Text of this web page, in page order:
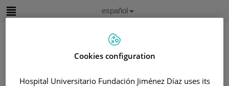
Idioma
Activo
Español
Cookies configuration
Hospital Universitario Fundación Jiménez Díaz uses its